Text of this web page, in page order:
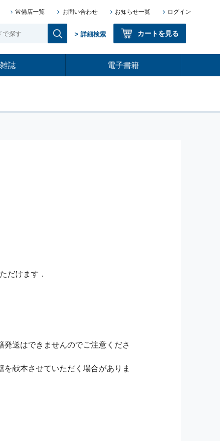
常備店一覧 お問い合わせ お知らせ一覧 ログイン
> 詳細検索 カートを見る
雑誌 電子書籍
だけます．
送はできませんのでご注意くださ
献本させていただく場合がありま